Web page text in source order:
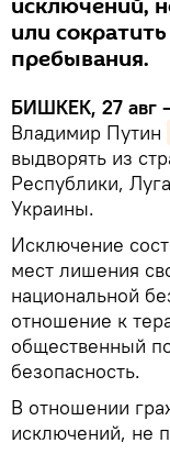
исключений,
или
пребывания.
БИШКЕК, 27 авг
Владимир Путин
выдворять из
Республики,
Украины.
Исключение
мест лишения
национальной
отношение к
общественный
безопасность.
В отношении
исключений, не